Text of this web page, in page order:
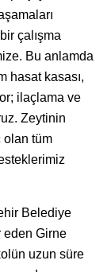
çalışma
Bu anlamda
hasat kasası,
ilaçlama ve
Zeytinin
olan tüm
Belediye
eden Girne
uzun süre